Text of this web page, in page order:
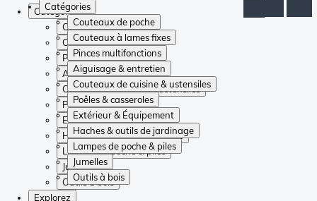
Catégories
Couteaux de poche
Couteaux à lames fixes
Pinces multifonctions
Aiguisage & entretien
Couteaux de cuisine & ustensiles
Poêles & casseroles
Extérieur & Équipement
Haches & outils de jardinage
Lampes de poche & piles
Jumelles
Outils à bois
Catégories
Couteaux de poche
Couteaux à lames fixes
Pinces multifonctions
Aiguisage & entretien
Couteaux de cuisine & ustensiles
Poêles & casseroles
Extérieur & Équipement
Haches & outils de jardinage
Lampes de poche & piles
Jumelles
Outils à bois
Explorez